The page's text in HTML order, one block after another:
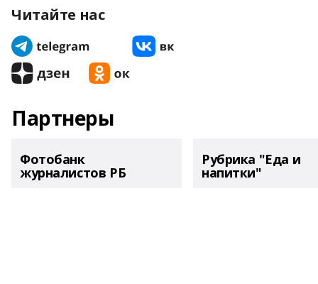
Читайте нас
Партнеры
Фотобанк
журналистов РБ
Рубрика "Еда и
напитки"